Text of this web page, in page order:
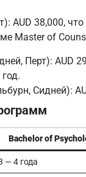
AUD 38,000,
Master of
Перт): AUD
Сидней):
Bachelor of
— 4 года